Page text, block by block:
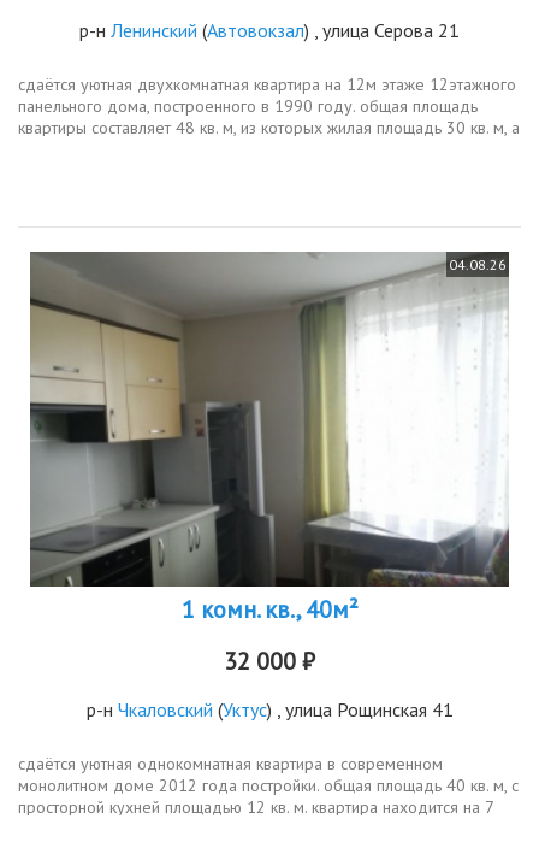
р-н Ленинский (Автовокзал) , улица Серова 21
сдаётся уютная двухкомнатная квартира на 12м этаже 12этажного
панельного дома, построенного в 1990 году. общая площадь
квартиры составляет 48 кв. м, из которых жилая площадь 30 кв. м, а
04.08.26
1 комн. кв., 40м²
32 000 ₽
р-н Чкаловский (Уктус) , улица Рощинская 41
сдаётся уютная однокомнатная квартира в современном
монолитном доме 2012 года постройки. общая площадь 40 кв. м, с
просторной кухней площадью 12 кв. м. квартира находится на 7